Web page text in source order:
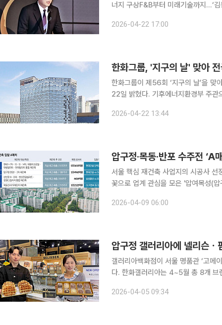
너지 구상F&B부터 미래기술까지…‘김동선 체제’ 독자
분할을 통해 출범하는 '한화머시너리
2026-04-22 17:00
한화그룹, '지구의 날' 맞아
한화그룹이 제56회 ‘지구의 날’을 맞
22일 밝혔다. 기후에너지환경부 주관으로 열리는 이번 행사는 에너지 소모가 많은 저녁 시간에 조
2026-04-22 13:44
서울 핵심 재건축 사업지의 시공사
꽃으로 업계 관심을 모은 '압여목성(압
DL이앤씨 등 대형 건설사들이 참전할
2026-04-09 06:00
압구정 갤러리아에 넬리슨ㆍ
갤러리아백화점이 서울 명품관 ‘고
다. 한화갤러리아는 4~5월 총 8개 브랜드가 고메이494에 순차적으로 문을 연다고 5일 밝혔다.
이글 등이 차례로 오픈하며 이 가운
2026-04-05 09:34